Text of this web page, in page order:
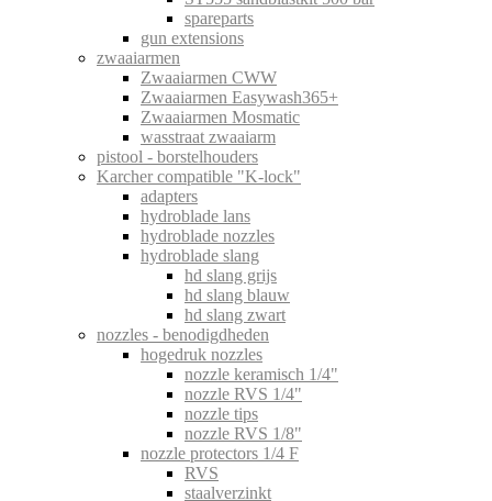
spareparts
gun extensions
zwaaiarmen
Zwaaiarmen CWW
Zwaaiarmen Easywash365+
Zwaaiarmen Mosmatic
wasstraat zwaaiarm
pistool - borstelhouders
Karcher compatible "K-lock"
adapters
hydroblade lans
hydroblade nozzles
hydroblade slang
hd slang grijs
hd slang blauw
hd slang zwart
nozzles - benodigdheden
hogedruk nozzles
nozzle keramisch 1/4"
nozzle RVS 1/4"
nozzle tips
nozzle RVS 1/8"
nozzle protectors 1/4 F
RVS
staalverzinkt